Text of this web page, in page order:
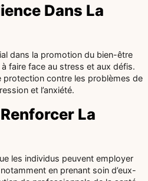
Dans La
dans la promotion du bien-être
faire face au stress et aux défis.
protection contre les problèmes de
et l’anxiété.
La
les individus peuvent employer
en prenant soin d’eux-